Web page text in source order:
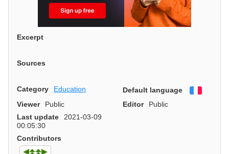
Excerpt
Sources
Category Education Default language
Viewer
Public Editor
Public
Last update
2021-03-09
00:05:30
Contributors